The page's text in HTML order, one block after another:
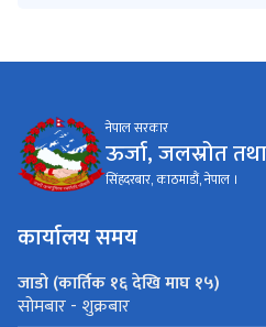
नेपाल सरकार
ऊर्जा, जलस्रोत
सिंहदरबार, काठमाडौं, नेपाल ।
कार्यालय समय
जाडो (कार्तिक १६ देखि माघ १५)
सोमबार - शुक्रबार